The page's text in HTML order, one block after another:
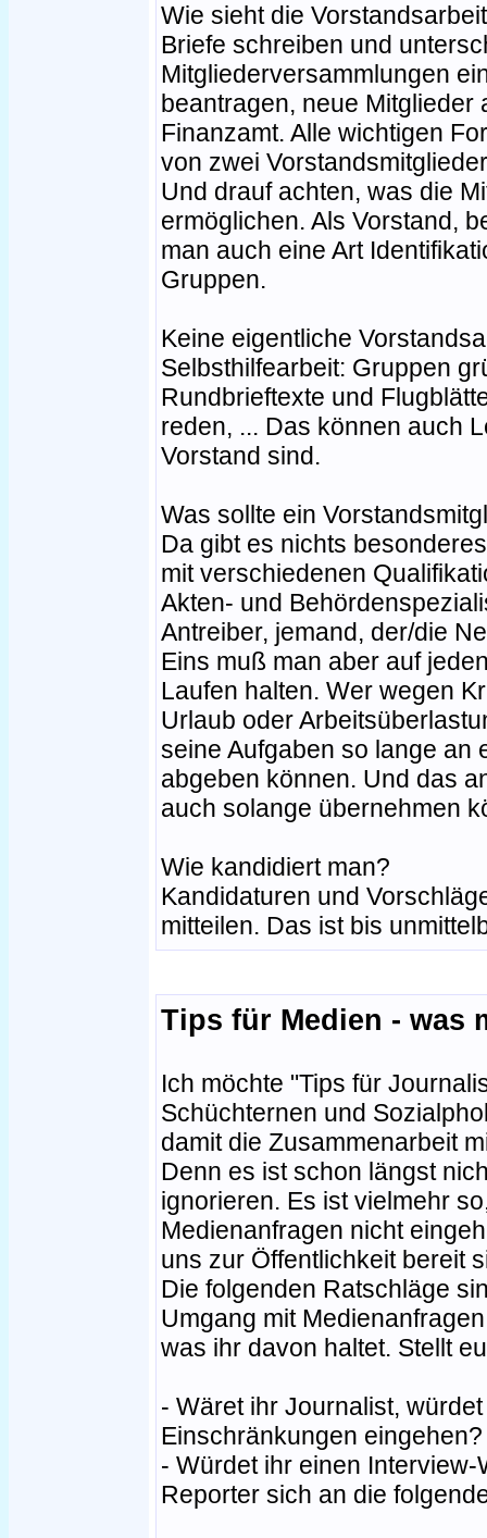
Wie sieht die
Briefe schreiben und
Mitgliederversammlungen
beantragen, neue
Finanzamt. Alle wichtigen
von zwei
Und drauf achten, was die
ermöglichen. Als Vorstand,
man auch eine Art
Gruppen.
Keine eigentliche
Selbsthilfearbeit: Gruppen
Rundbrieftexte und
reden, ... Das können auch
Vorstand sind.
Was sollte ein
Da gibt es nichts
mit verschiedenen
Akten- und
Antreiber, jemand, der/die
Eins muß man aber auf
Laufen halten. Wer wegen
Urlaub oder
seine Aufgaben so lange an
abgeben können. Und das
auch solange übernehmen
Wie kandidiert man?
Kandidaturen und
mitteilen. Das ist bis
Tips für Medien - was
Ich möchte "Tips für
Schüchternen und
damit die Zusammenarbeit
Denn es ist schon längst
ignorieren. Es ist vielmehr
Medienanfragen nicht
uns zur Öffentlichkeit bereit
Die folgenden Ratschläge
Umgang mit
was ihr davon haltet. Stellt
- Wäret ihr Journalist,
Einschränkungen eingehen?
- Würdet ihr einen
Reporter sich an die